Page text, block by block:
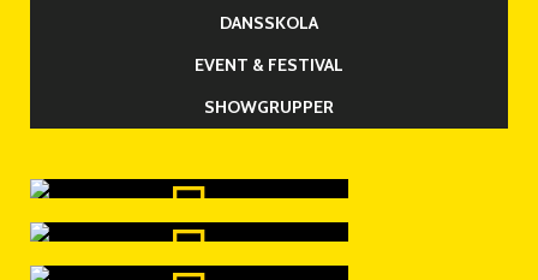
DANSSKOLA
EVENT & FESTIVAL
SHOWGRUPPER